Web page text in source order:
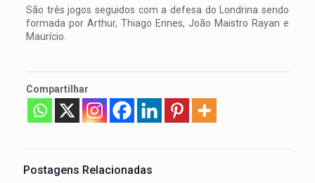
São três jogos seguidos com a defesa do Londrina sendo
formada por Arthur, Thiago Ennes, João Maistro Rayan e
Maurício.
Compartilhar
Postagens Relacionadas